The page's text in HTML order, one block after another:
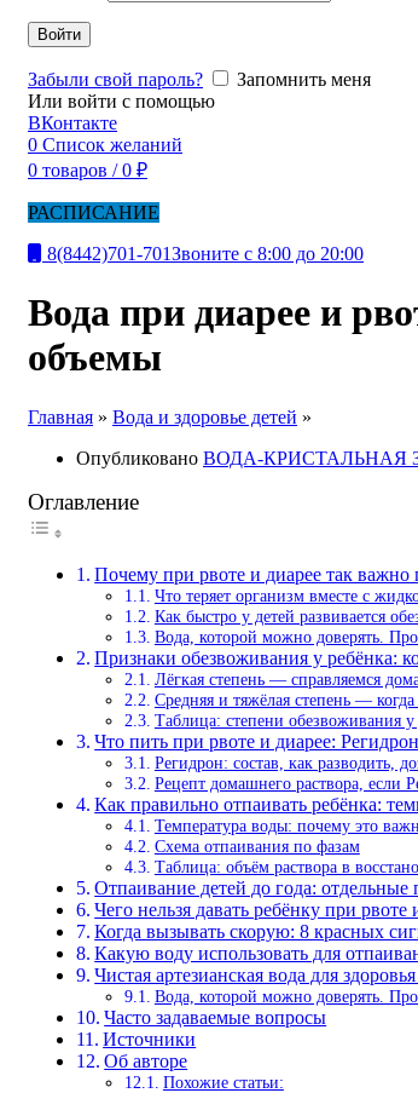
Войти
Забыли свой пароль?
Запомнить меня
Или войти с помощью
ВКонтакте
0 Список желаний
0 товаров / 0 ₽
РАСПИСАНИЕ
8(8442)701-701Звоните с 8:00 до 20:00
Вода при диарее и
объемы
Главная » Вода и здоровье детей »
Опубликовано ВОДА-КРИСТАЛЬНАЯ
Оглавление
Почему при рвоте и диарее так важно
Что теряет организм вместе с
Как быстро у детей развивается
Вода, которой можно доверять.
Признаки обезвоживания у ребёнка:
Лёгкая степень — справляемся
Средняя и тяжёлая степень —
Таблица: степени обезвоживания у
Что пить при рвоте и диарее:
Регидрон: состав, как разводить,
Рецепт домашнего раствора, если
Как правильно отпаивать ребёнка:
Температура воды: почему это
Схема отпаивания по фазам
Таблица: объём раствора в
Отпаивание детей до года: отдельные
Чего нельзя давать ребёнку при рвоте
Когда вызывать скорую: 8 красных
Какую воду использовать для
Чистая артезианская вода для
Вода, которой можно доверять.
Часто задаваемые вопросы
Источники
Об авторе
Похожие статьи: